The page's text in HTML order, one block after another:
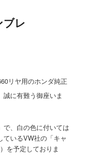
レ
リヤ用のホンダ純正
に有難う御座いま
で、白の色に付いては
ているVW社の「キャ
を予定しておりま